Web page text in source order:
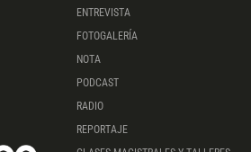
ENTREVISTA
FOTOGALERÍA
NOTA
PODCAST
RADIO
REPORTAJE